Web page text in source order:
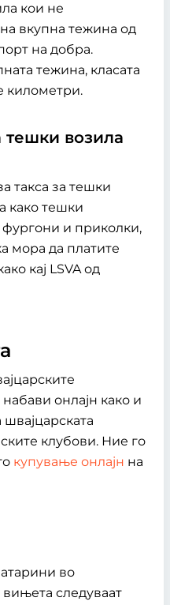
кои не
вкупна тежина од
на добра.
тежина, класата
километри.
тешки возила
такса за тешки
како тешки
и приколки,
мора да платите
кај LSVA од
онлајн како и
клубови. Ние го
купување онлајн на
во
следуваат